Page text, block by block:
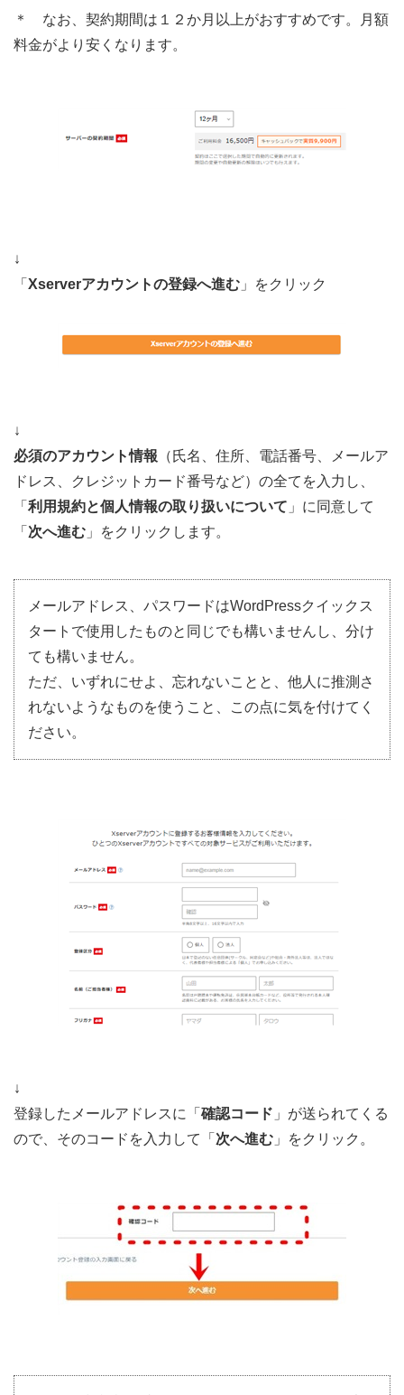
＊ なお、契約期間は１２か月以上がおすすめです。月額
料金がより安くなります。
↓
「 Xserverアカウントの登録へ進む 」をクリック
↓
必須のアカウント情報 （氏名、住所、電話番号、メールア
ドレス、クレジットカード番号など）の全てを入力し、
「 利用規約と個人情報の取り扱いについて 」に同意して
「 次へ進む 」をクリックします。
メールアドレス、パスワードはWordPressクイックス
タートで使用したものと同じでも構いませんし、分け
ても構いません。
ただ、いずれにせよ、忘れないことと、他人に推測さ
れないようなものを使うこと、この点に気を付けてく
ださい。
↓
登録したメールアドレスに「 確認コード 」が送られてくる
ので、そのコードを入力して「 次へ進む 」をクリック。